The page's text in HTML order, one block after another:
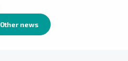
Other news